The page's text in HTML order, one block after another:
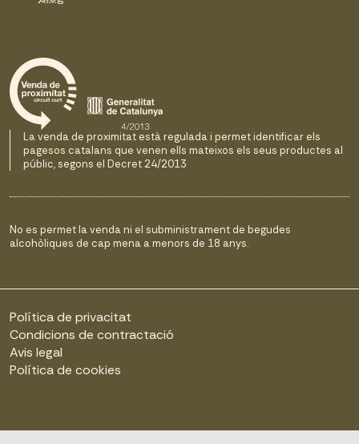
La venda de proximitat està regulada i permet identificar els
pagesos catalans que venen ells mateixos els seus productes al
públic, segons el Decret 24/2013
No es permet la venda ni el subministrament de begudes
alcohòliques de cap mena a menors de 18 anys.
Política de privacitat
Condicions de contractació
Avis legal
Política de cookies